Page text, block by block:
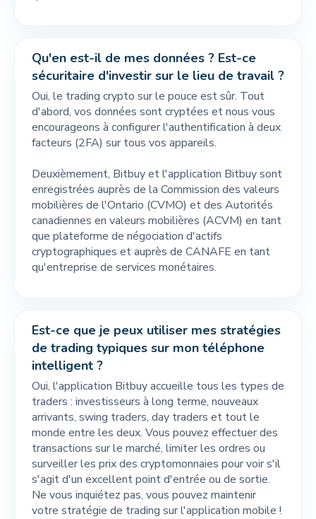
Qu'en est-il de mes données ? Est-ce
sécuritaire d'investir sur le lieu de travail ?
Oui, le trading crypto sur le pouce est sûr. Tout
d'abord, vos données sont cryptées et nous vous
encourageons à configurer l'authentification à deux
facteurs (2FA) sur tous vos appareils.
Deuxièmement, Bitbuy et l'application Bitbuy sont
enregistrées auprès de la Commission des valeurs
mobilières de l'Ontario (CVMO) et des Autorités
canadiennes en valeurs mobilières (ACVM) en tant
que plateforme de négociation d'actifs
cryptographiques et auprès de CANAFE en tant
qu'entreprise de services monétaires.
Est-ce que je peux utiliser mes stratégies
de trading typiques sur mon téléphone
intelligent ?
Oui, l'application Bitbuy accueille tous les types de
traders : investisseurs à long terme, nouveaux
arrivants, swing traders, day traders et tout le
monde entre les deux. Vous pouvez effectuer des
transactions sur le marché, limiter les ordres ou
surveiller les prix des cryptomonnaies pour voir s'il
s'agit d'un excellent point d'entrée ou de sortie.
Ne vous inquiétez pas, vous pouvez maintenir
votre stratégie de trading sur l'application mobile !